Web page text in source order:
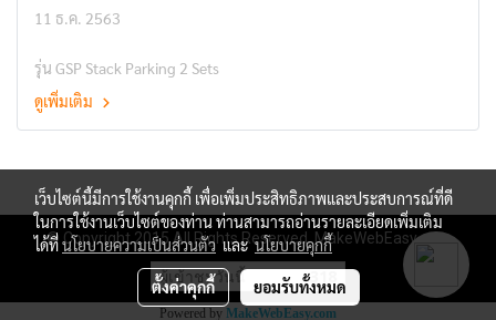
11 ธ.ค. 2563
รุ่น GSP Stack Parking 2 Sets
ดูเพิ่มเติม
© Copyright 2015 All Rights Reserved. MakeWebEasy.com
ผู้เข้าชมวันนี้ 318
Powered by MakeWebEasy.com
เว็บไซต์นี้มีการใช้งานคุกกี้ เพื่อเพิ่มประสิทธิภาพและประสบการณ์ที่ดี
ในการใช้งานเว็บไซต์ของท่าน ท่านสามารถอ่านรายละเอียดเพิ่มเติม
ได้ที่นโยบายความเป็นส่วนตัวและนโยบายคุกกี้
ตั้งค่าคุกกี้ ยอมรับทั้งหมด